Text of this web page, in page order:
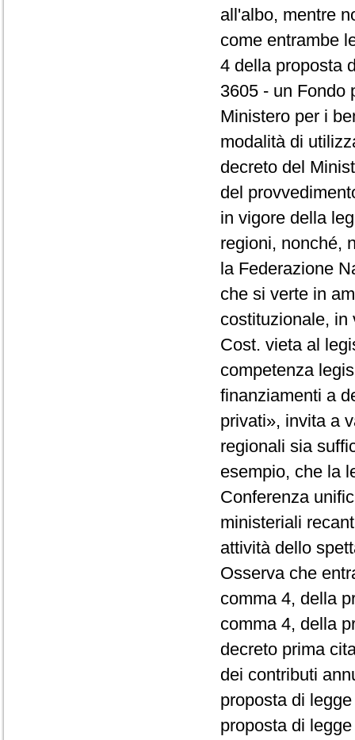
all'albo, mentre
come entrambe
4 della proposta
3605 - un Fondo
Ministero per i
modalità di
decreto del
del
in vigore della
regioni, nonché,
la Federazione
che si verte in
costituzionale, in
Cost. vieta al
competenza
finanziamenti a
privati», invita a
regionali sia
esempio, che la
Conferenza
ministeriali
attività dello
Osserva che
comma 4, della
comma 4, della
decreto prima
dei contributi
proposta di
proposta di